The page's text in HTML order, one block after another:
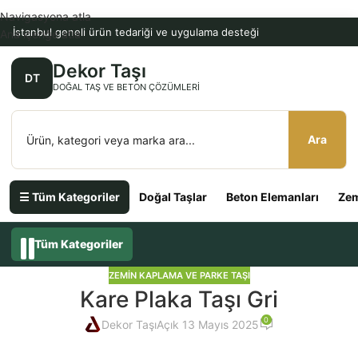
İstanbul geneli ürün tedariği ve uygulama desteği
DT Dekor Taşı
DOĞAL TAŞ VE BETON ÇÖZÜMLERI
Ara
☰ Tüm Kategoriler Doğal Taşlar Beton Elemanları
Navigasyona atla
Ana içeriğe atla
Tüm Kategoriler
ZEMIN KAPLAMA VE PARKE TAŞI
Kare Plaka Taşı Gri
Dekor TaşıAçık 13 Mayıs 2025 0